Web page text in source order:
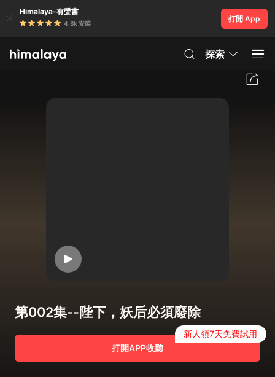
Himalaya-有聲書
4.8k 安裝
打開 App
探索
第002集--陛下，妖后必須廢除
打開APP收聽
新人領7天免費試用